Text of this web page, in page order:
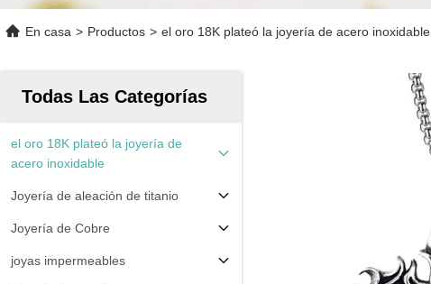
En casa > Productos > el oro 18K plateó la joyería de acero inoxidable
Todas Las Categorías
el oro 18K plateó la joyería de
acero inoxidable
Joyería de aleación de titanio
Joyería de Cobre
joyas impermeables